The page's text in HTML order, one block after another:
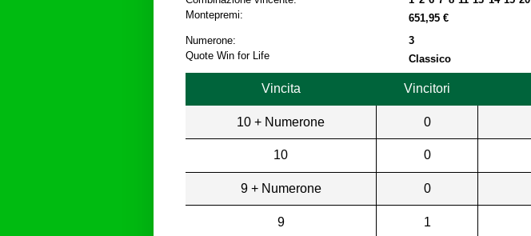
Montepremi:
651,95 €
Numerone:
3
Quote Win for Life
Classico
Vincita Vincitori
10 + Numerone 0
10 0
9 + Numerone 0
9 1